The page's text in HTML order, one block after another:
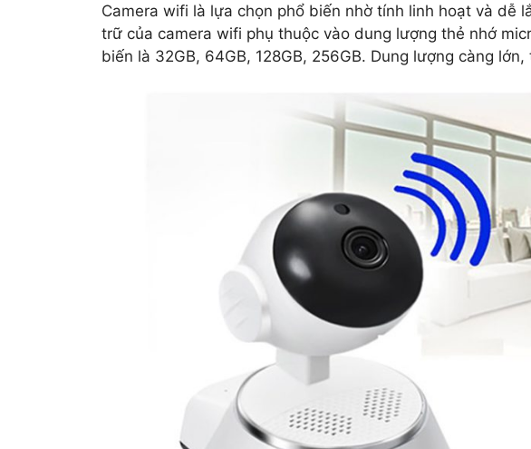
Camera wifi là lựa chọn phổ biến nhờ tính linh hoạt và dễ
trữ của camera wifi phụ thuộc vào dung lượng thẻ nhớ
biến là 32GB, 64GB, 128GB, 256GB. Dung lượng càng